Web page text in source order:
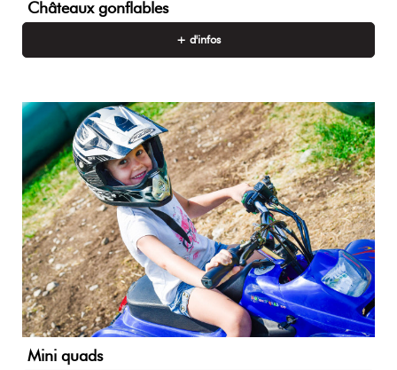
Châteaux gonflables
+ d'infos
Mini quads